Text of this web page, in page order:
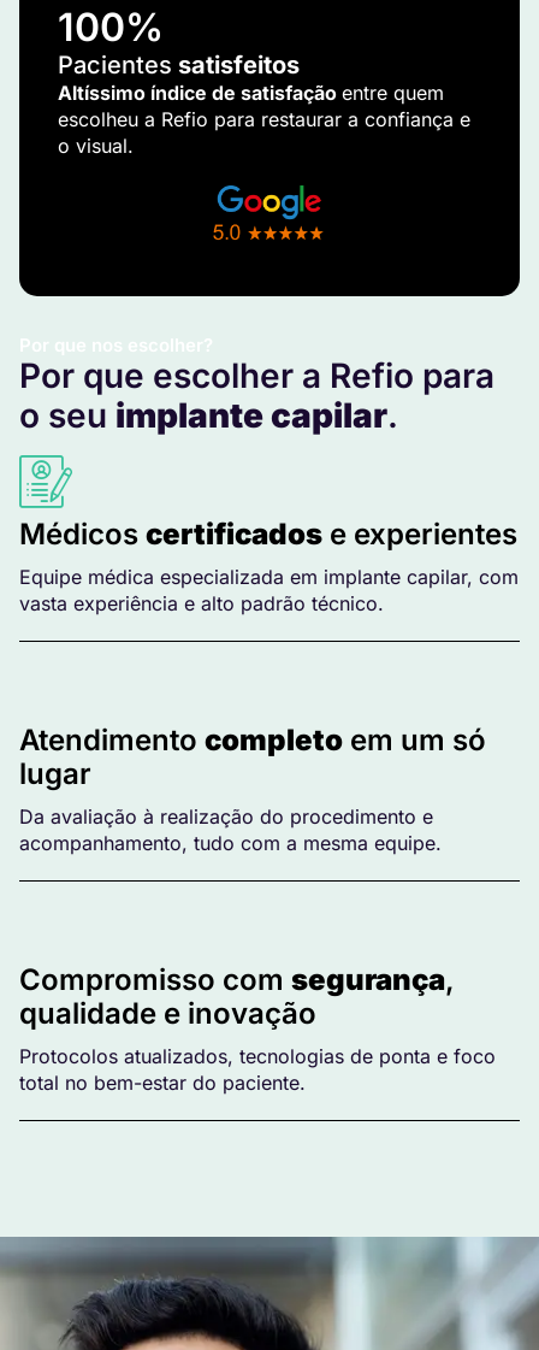
Por que nos escolher?
Por que escolher a Refio para
o seu implante capilar.
Médicos certificados e experientes
Equipe médica especializada em implante capilar, com
vasta experiência e alto padrão técnico.
Atendimento completo em um só
lugar
Da avaliação à realização do procedimento e
acompanhamento, tudo com a mesma equipe.
Compromisso com segurança,
qualidade e inovação
Protocolos atualizados, tecnologias de ponta e foco
total no bem-estar do paciente.
100%
Pacientes satisfeitos
Altíssimo índice de satisfação entre quem
escolheu a Refio para restaurar a confiança e
o visual.